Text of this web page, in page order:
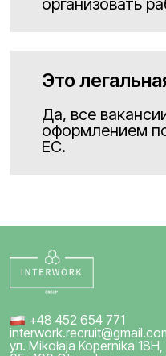
Это
Да, все
оформлением
ЕС.
+48 452 654 771
ул. Mikołaja Kopernika 18H,